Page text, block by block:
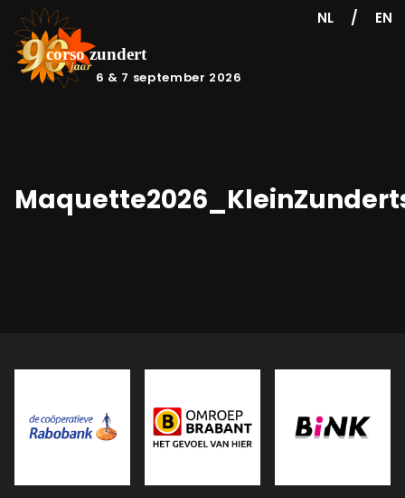
6 & 7 september 2026
NL / EN